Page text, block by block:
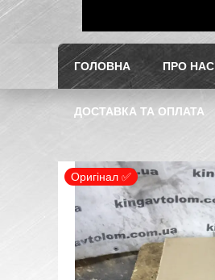
ГОЛОВНА ПРО НАС
ДОСТАВКА ТА ОПЛАТА
Оригінал ✅